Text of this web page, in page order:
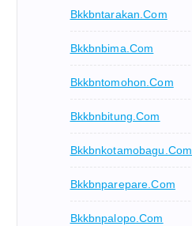
Bkkbntarakan.com
Bkkbnbima.com
Bkkbntomohon.com
Bkkbnbitung.com
Bkkbnkotamobagu.com
Bkkbnparepare.com
Bkkbnpalopo.com